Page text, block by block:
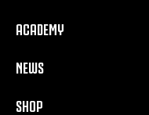
ACADEMY
NEWS
SHOP